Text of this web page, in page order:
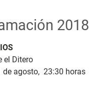
2018
el Ditero
de agosto, 23:30 horas